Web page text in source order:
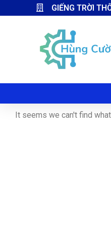
GIẾNG TRỜI
It seems we can't find